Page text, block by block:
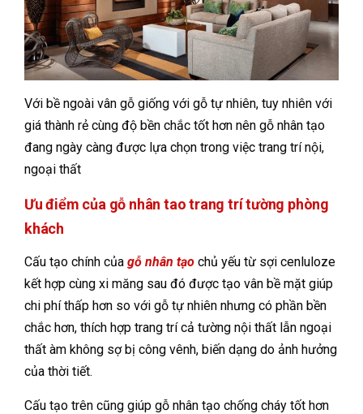
Với bề ngoài vân gỗ giống với gỗ tự nhiên, tuy nhiên với
giá thành rẻ cùng độ bền chắc tốt hơn nên gỗ nhân tạo
đang ngày càng được lựa chọn trong việc trang trí nội,
ngoại thất
Ưu điểm của gỗ nhân tao trang trí tường phòng
khách
Cấu tạo chính của gỗ nhân tạo chủ yếu từ sợi cenluloze
kết hợp cùng xi măng sau đó được tạo vân bề mặt giúp
chi phí thấp hơn so với gỗ tự nhiên nhưng có phần bền
chắc hơn, thích hợp trang trí cả tường nội thất lẫn ngoại
thất àm không sợ bị công vênh, biến dạng do ảnh hưởng
của thời tiết.
Cấu tạo trên cũng giúp gỗ nhân tạo chống cháy tốt hơn